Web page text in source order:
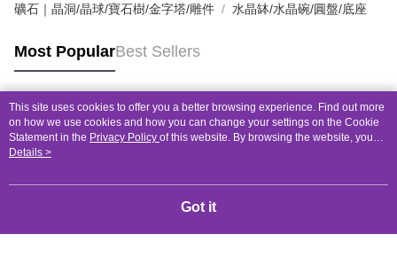
礦石｜晶洞/晶球/寶石樹/金字塔/雕件 水晶缽/水晶碗/圓盤/底座
Most PopularBest Sellers
Popular Tags
This site uses cookies to offer you a better browsing experience. Find out more
on how we use cookies and how you can change your settings on the Cookie
Statement in the Privacy Policy of this website. By browsing the website, you
agree to our use of cookies as described in our Cookie Statement.
Details >
Got it